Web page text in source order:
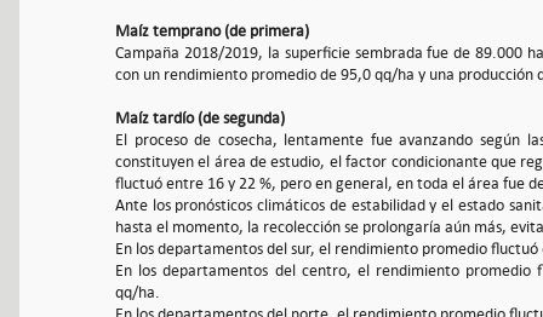
Maíz temprano (de primera)
Campaña 2018/2019, la superficie sembrada fue de 89.000
con un rendimiento promedio de 95,0 qq/ha y una producción
Maíz tardío (de segunda)
El proceso de cosecha, lentamente fue avanzando según
constituyen el área de estudio, el factor condicionante que
fluctuó entre 16 y 22 %, pero en general, en toda el área fue
Ante los pronósticos climáticos de estabilidad y el estado
hasta el momento, la recolección se prolongaría aún más,
En los departamentos del sur, el rendimiento promedio
En los departamentos del centro, el rendimiento
qq/ha.